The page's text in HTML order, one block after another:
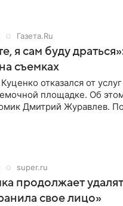
Газета.Ru
я сам буду
съемках
отказался от
площадке. Об
Дмитрий Журавлев.
super.ru
продолжает
свое лицо»